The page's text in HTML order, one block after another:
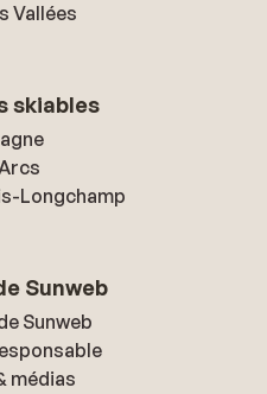
Vallées
skiables
Longchamp
Sunweb
Sunweb
médias